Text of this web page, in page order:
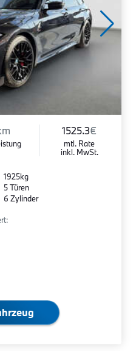
1525.3€
mtl. Rate
inkl. MwSt.
1925kg
5 Türen
6 Zylinder